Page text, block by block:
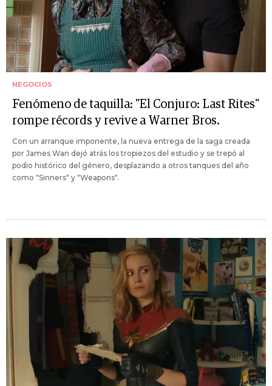
NEGOCIOS
Fenómeno de taquilla: "El Conjuro: Last Rites"
rompe récords y revive a Warner Bros.
Con un arranque imponente, la nueva entrega de la saga creada
por James Wan dejó atrás los tropiezos del estudio y se trepó al
podio histórico del género, desplazando a otros tanques del año
como "Sinners" y "Weapons".